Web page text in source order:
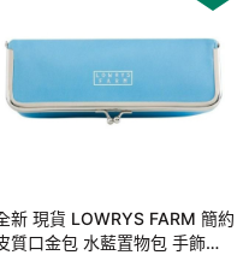
現貨 LOWRYS FARM 簡約
質口金包 水藍置物包 手飾包